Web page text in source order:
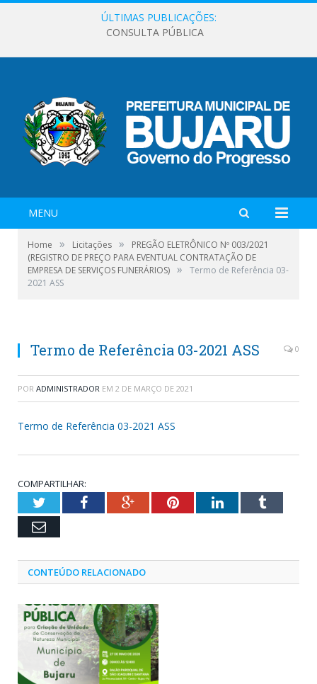
ÚLTIMAS PUBLICAÇÕES:
CONSULTA PÚBLICA
MENU
Home » Licitações »
PREGÃO ELETRÔNICO Nº 003/2021
(REGISTRO DE PREÇO PARA EVENTUAL CONTRATAÇÃO DE
EMPRESA DE SERVIÇOS FUNERÁRIOS) »
Termo de Referência 03-
2021 ASS
Termo de Referência 03-2021 ASS 0
POR ADMINISTRADOR EM 2 DE MARÇO DE 2021
Termo de Referência 03-2021 ASS
COMPARTILHAR:
TwitterFacebookGoogle+PinterestLinkedInTumblr
Email
CONTEÚDO RELACIONADO